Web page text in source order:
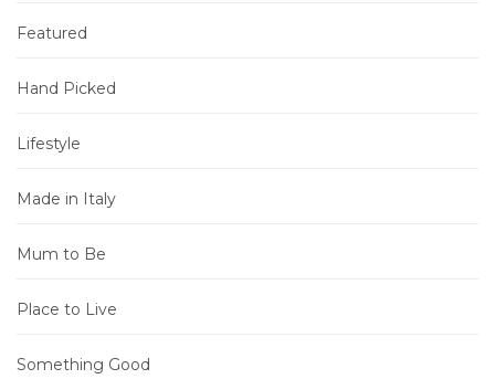
Featured
Hand Picked
Lifestyle
Made in Italy
Mum to Be
Place to Live
Something Good